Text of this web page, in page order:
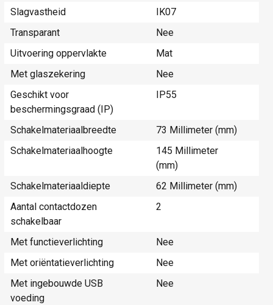
Slagvastheid
IK07
Transparant
Nee
Uitvoering oppervlakte
Mat
Met glaszekering
Nee
Geschikt voor
beschermingsgraad (IP)
IP55
Schakelmateriaalbreedte
73 Millimeter (mm)
Schakelmateriaalhoogte
145 Millimeter
(mm)
Schakelmateriaaldiepte
62 Millimeter (mm)
Aantal contactdozen
schakelbaar
2
Met functieverlichting
Nee
Met oriëntatieverlichting
Nee
Met ingebouwde USB
voeding
Nee